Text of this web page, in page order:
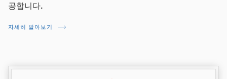
공합니다.
자세히 알아보기